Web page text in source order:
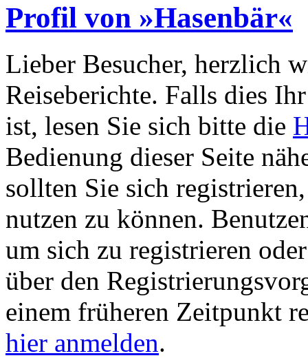
Profil von »Hasenbär«
Lieber Besucher, herzlich
Reiseberichte. Falls dies
ist, lesen Sie sich bitte die
Bedienung dieser Seite
sollten Sie sich
nutzen zu können.
um sich zu registrieren
über den
einem früheren Zeitpunkt
hier anmelden.